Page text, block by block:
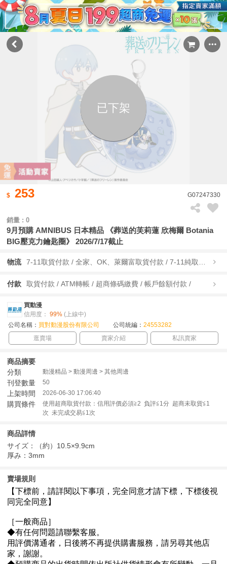
已下架
253 G07247330
銷量 : 0
9月預購 AMNIBUS 日本精品 《葬送的芙莉蓮 欣梅爾 Botania
BIG壓克力鑰匙圈》 2026/7/17截止
物流
付款 取貨付款 / ATM轉帳 / 超商條碼繳費 / 帳戶餘額付款 /
買動漫
信用度： 99% (上線中)
公司名稱： 買對動漫股份有限公司 公司統編： 24553282
逛賣場
賣家介紹 私訊賣家
商品摘要
分類
動漫精品 > 動漫周邊 > 其他周邊
刊登數量 50
上架時間 2026-06-30 17:06:40
購買條件
使用超商取貨付款：信用評價必須≧2 負評≦1分 超商未取貨≦1
次 未完成交易≦1次
商品詳情
サイズ：（約）10.5×9.9cm
厚み：3mm
賣場規則